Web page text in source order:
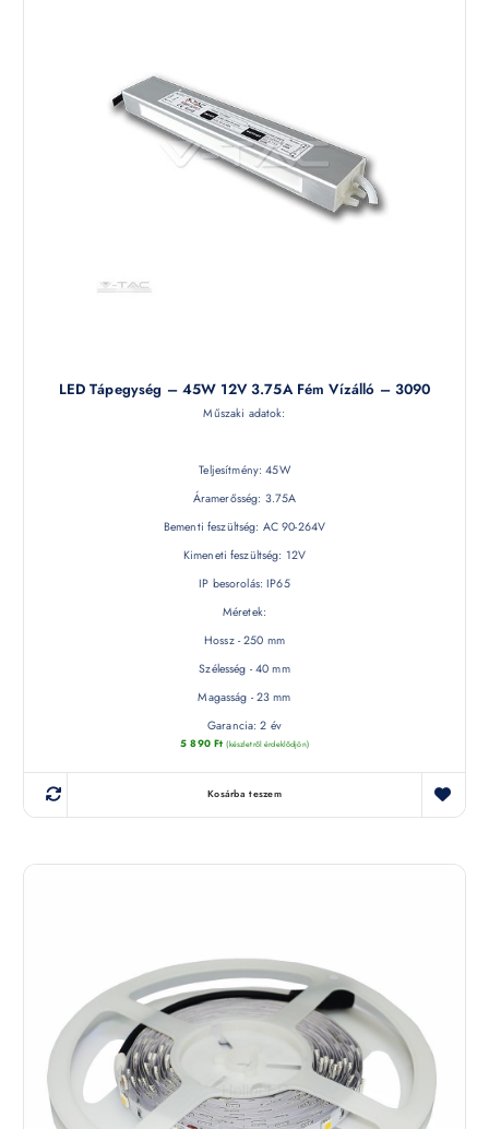
LED Tápegység – 45W 12V 3.75A Fém Vízálló – 3090
Műszaki adatok:
Teljesítmény: 45W
Áramerősség: 3.75A
Bementi feszültség: AC 90-264V
Kimeneti feszültség: 12V
IP besorolás: IP65
Méretek:
Hossz - 250 mm
Szélesség - 40 mm
Magasság - 23 mm
Garancia: 2 év
5 890 Ft (készletről érdeklődjön)
Kosárba teszem